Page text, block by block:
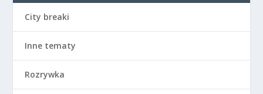
City breaki
Inne tematy
Rozrywka